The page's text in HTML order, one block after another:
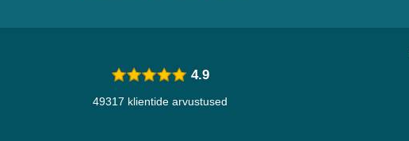
4.9
49317 klientide arvustused